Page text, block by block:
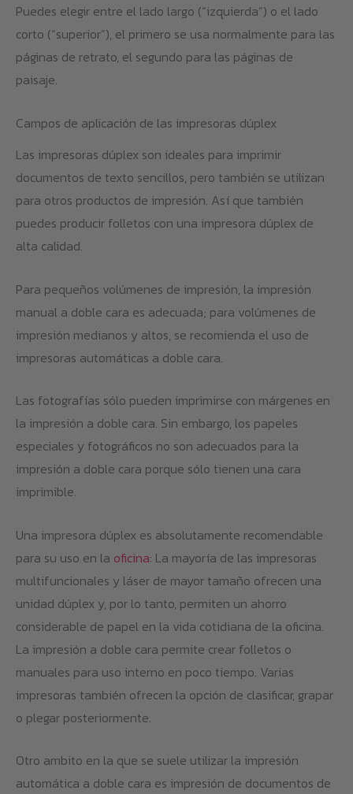
Puedes elegir entre el lado largo (“izquierda”) o el lado
corto (“superior”), el primero se usa normalmente para las
páginas de retrato, el segundo para las páginas de
paisaje.
Campos de aplicación de las impresoras dúplex
Las impresoras dúplex son ideales para imprimir
documentos de texto sencillos, pero también se utilizan
para otros productos de impresión. Así que también
puedes producir folletos con una impresora dúplex de
alta calidad.
Para pequeños volúmenes de impresión, la impresión
manual a doble cara es adecuada; para volúmenes de
impresión medianos y altos, se recomienda el uso de
impresoras automáticas a doble cara.
Las fotografías sólo pueden imprimirse con márgenes en
la impresión a doble cara. Sin embargo, los papeles
especiales y fotográficos no son adecuados para la
impresión a doble cara porque sólo tienen una cara
imprimible.
Una impresora dúplex es absolutamente recomendable
para su uso en la oficina: La mayoría de las impresoras
multifuncionales y láser de mayor tamaño ofrecen una
unidad dúplex y, por lo tanto, permiten un ahorro
considerable de papel en la vida cotidiana de la oficina.
La impresión a doble cara permite crear folletos o
manuales para uso interno en poco tiempo. Varias
impresoras también ofrecen la opción de clasificar, grapar
o plegar posteriormente.
Otro ambito en la que se suele utilizar la impresión
automática a doble cara es impresión de documentos de